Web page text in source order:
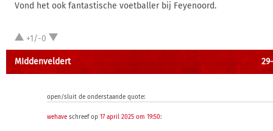
Vond het ook fantastische voetballer bij Feyenoord.
+1/-0
MIddenveldert
open/sluit de onderstaande quote:
wehaveschreef op 17 april 2025 om 19:50: